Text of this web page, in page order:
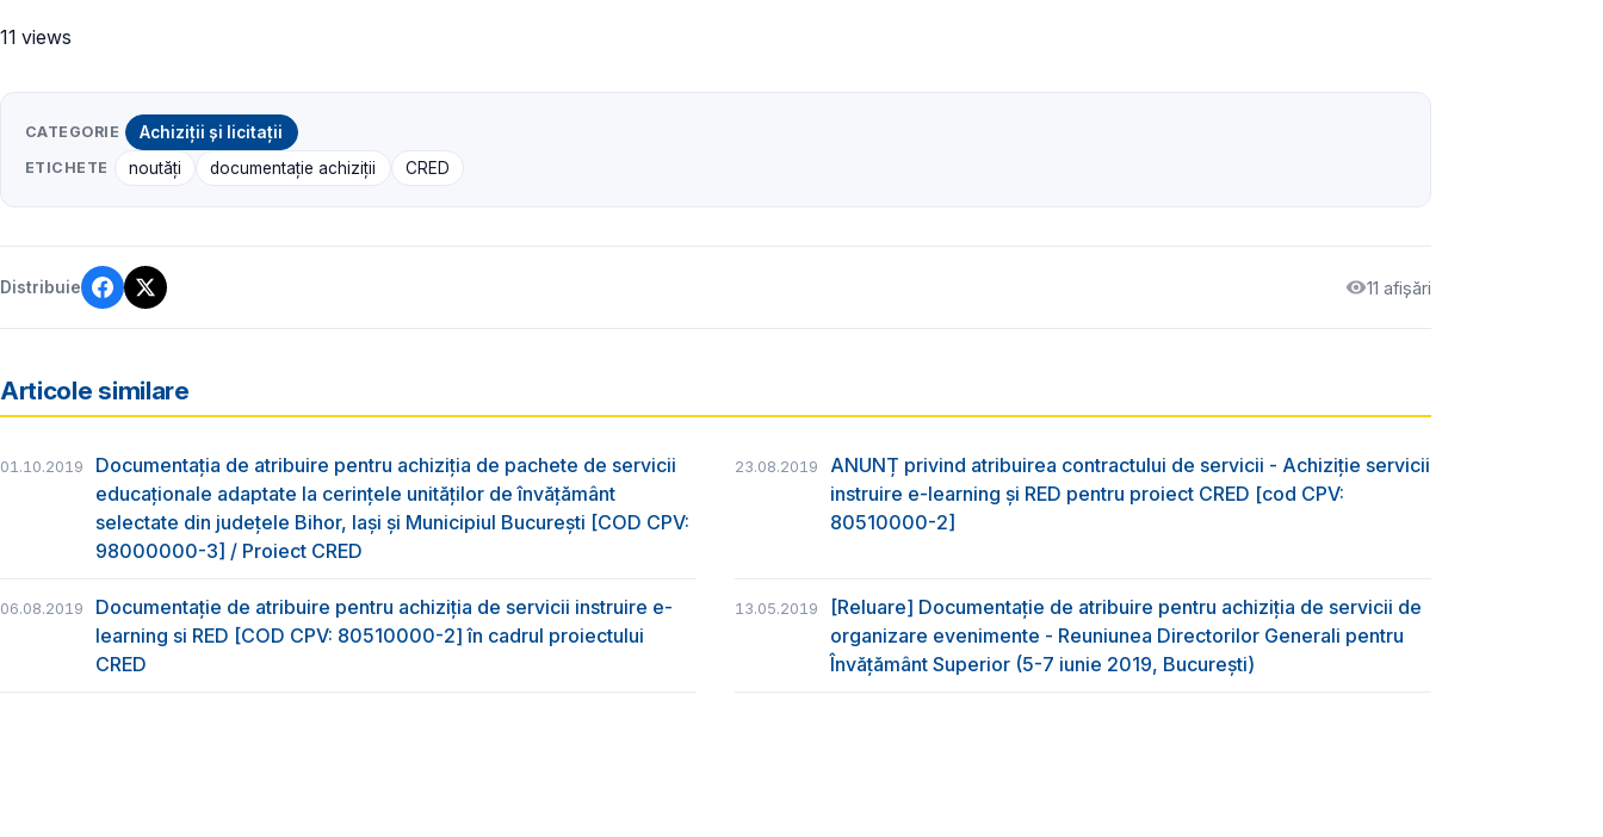
11 views
CATEGORIE Achiziții și licitații
ETICHETE noutăți documentație achiziții CRED
Distribuie 11 afișări
Articole similare
01.10.2019
Documentația de atribuire pentru achiziția de pachete de servicii
educaționale adaptate la cerințele unităților de învățământ
selectate din județele Bihor, Iași și Municipiul București [COD CPV:
98000000-3] / Proiect CRED
23.08.2019
ANUNȚ privind atribuirea contractului de servicii - Achiziție servicii
instruire e-learning și RED pentru proiect CRED [cod CPV:
80510000-2]
06.08.2019
Documentație de atribuire pentru achiziţia de servicii instruire e-
learning si RED [COD CPV: 80510000-2] în cadrul proiectului
CRED
13.05.2019
[Reluare] Documentație de atribuire pentru achiziţia de servicii de
organizare evenimente - Reuniunea Directorilor Generali pentru
Învățământ Superior (5-7 iunie 2019, București)